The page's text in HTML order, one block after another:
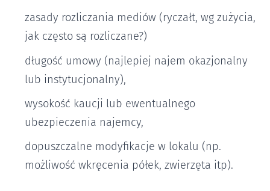
zasady rozliczania mediów (ryczałt, wg zużycia,
jak często są rozliczane?)
długość umowy (najlepiej najem okazjonalny
lub instytucjonalny),
wysokość kaucji lub ewentualnego
ubezpieczenia najemcy,
dopuszczalne modyfikacje w lokalu (np.
możliwość wkręcenia półek, zwierzęta itp).